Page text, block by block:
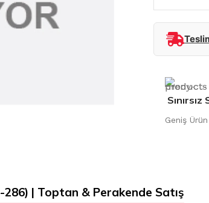
Geniş
286) | Toptan & Perakende Satış